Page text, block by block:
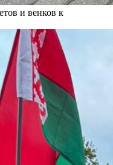
и венков к